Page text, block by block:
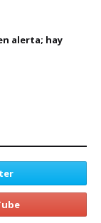
alerta; hay